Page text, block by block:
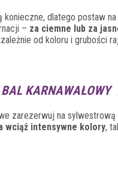
dlatego postaw
– za ciemne lub za
od koloru i grubości
BAL KARNAWAŁOWY
zarezerwuj na
wciąż intensywne kolory,